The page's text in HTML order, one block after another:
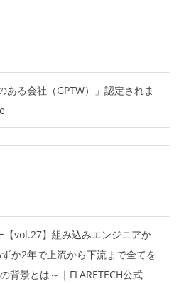
る会社（GPTW）」認定されま
【vol.27】組み込みエンジニアか
か2年で上流から下流まで全てを
背景とは～｜FLARETECH公式